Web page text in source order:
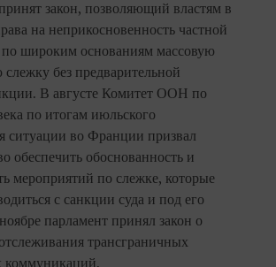
закон, позволяющий властям в
на неприкосновенность частной
широким основаниям массовую
без предварительной
В августе Комитет ООН по
по итогам июльского
ситуации во Франции призвал
обеспечить обоснованность и
мероприятий по слежке, которые
с санкции суда и под его
парламент принял закон о
трансграничных